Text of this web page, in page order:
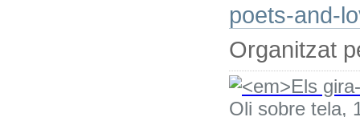
poets-and-
Organitzat